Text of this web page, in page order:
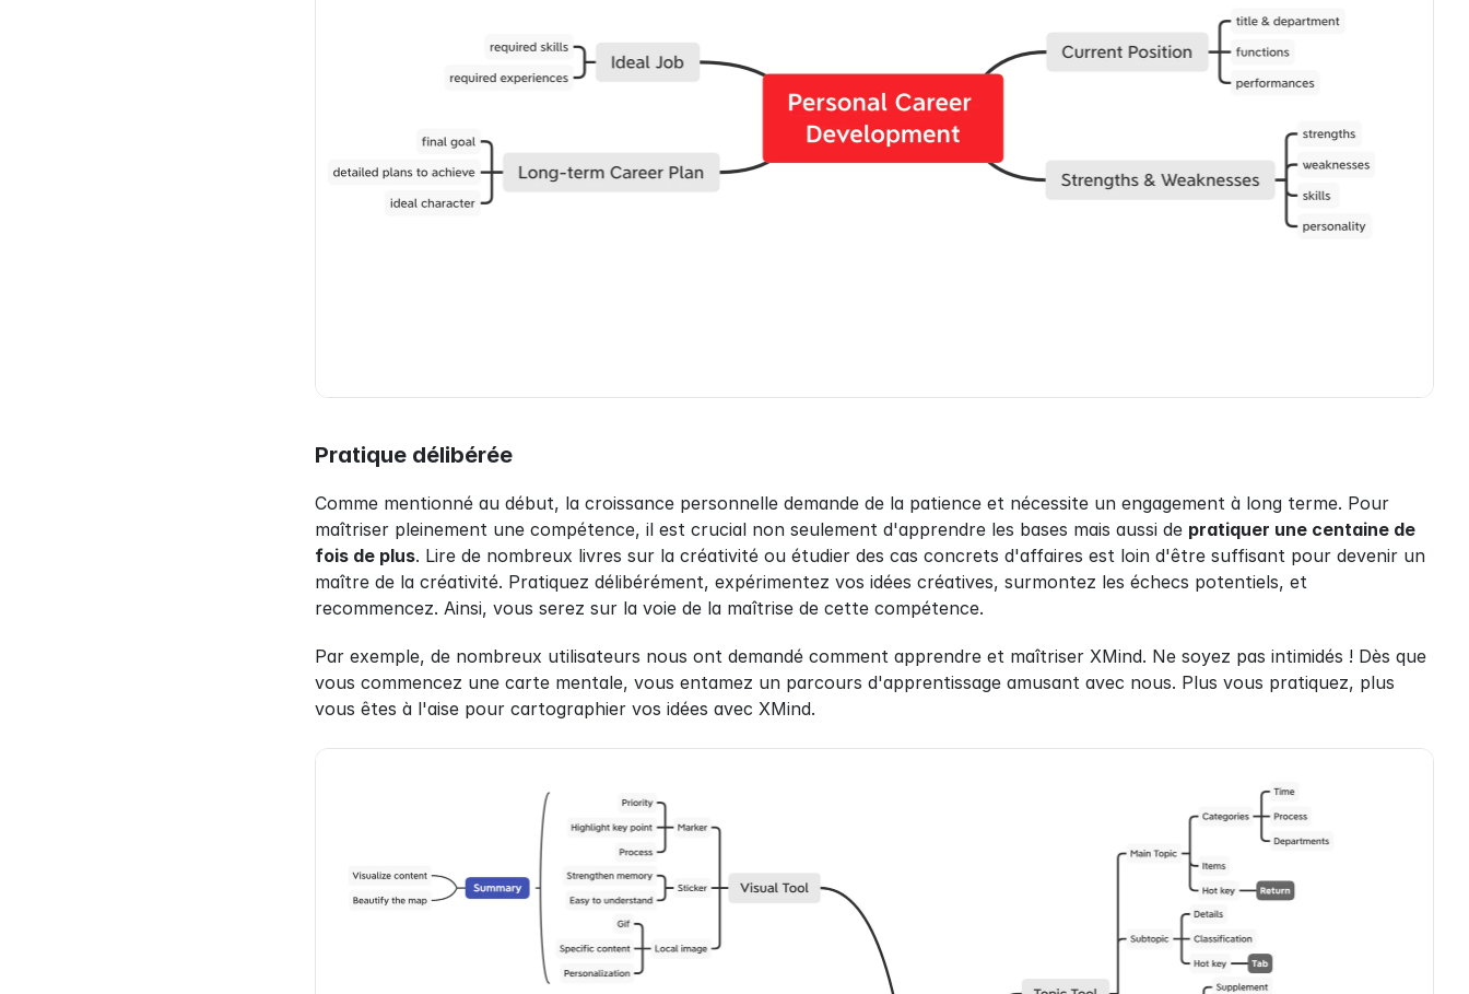
Pratique délibérée
Comme mentionné au début, la croissance personnelle demande de la patience et nécessite un engagement à long terme. Pour
maîtriser pleinement une compétence, il est crucial non seulement d'apprendre les bases mais aussi de pratiquer une centaine de
fois de plus. Lire de nombreux livres sur la créativité ou étudier des cas concrets d'affaires est loin d'être suffisant pour devenir un
maître de la créativité. Pratiquez délibérément, expérimentez vos idées créatives, surmontez les échecs potentiels, et
recommencez. Ainsi, vous serez sur la voie de la maîtrise de cette compétence.
Par exemple, de nombreux utilisateurs nous ont demandé comment apprendre et maîtriser XMind. Ne soyez pas intimidés ! Dès que
vous commencez une carte mentale, vous entamez un parcours d'apprentissage amusant avec nous. Plus vous pratiquez, plus
vous êtes à l'aise pour cartographier vos idées avec XMind.